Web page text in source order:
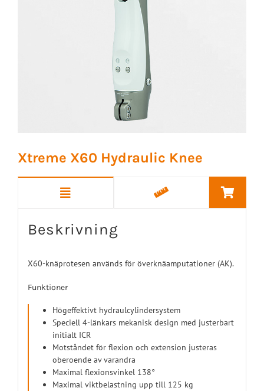
Xtreme X60 Hydraulic Knee
Beskrivning
X60-knäprotesen används för överknäamputationer (AK).
Funktioner
Högeffektivt hydraulcylindersystem
Speciell 4-länkars mekanisk design med justerbart
initialt ICR
Motståndet för flexion och extension justeras
oberoende av varandra
Maximal flexionsvinkel 138°
Maximal viktbelastning upp till 125 kg